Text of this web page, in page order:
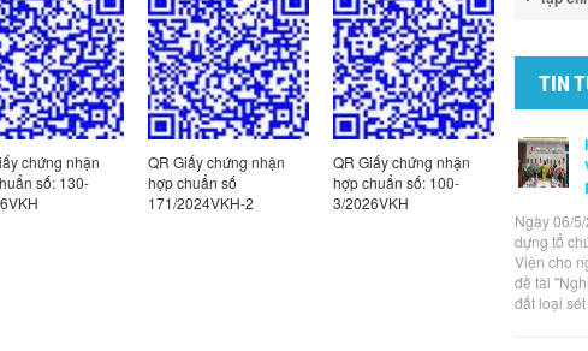
chứng nhận
số: 130-
QR Giấy chứng nhận
hợp chuẩn số
171/2024VKH-2
QR Giấy chứng nhận
hợp chuẩn số: 100-
3/2026VKH
QR Giấy
hợp
TIN
Ngày 06/
dựng tổ
Viện cho
đề tài
đất loại